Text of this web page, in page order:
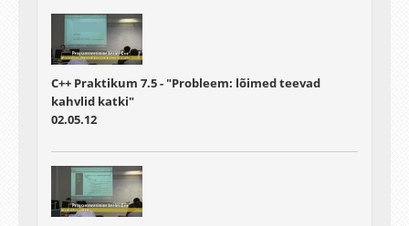
C++ Praktikum 7.5 - "Probleem: lõimed teevad
kahvlid katki"
02.05.12